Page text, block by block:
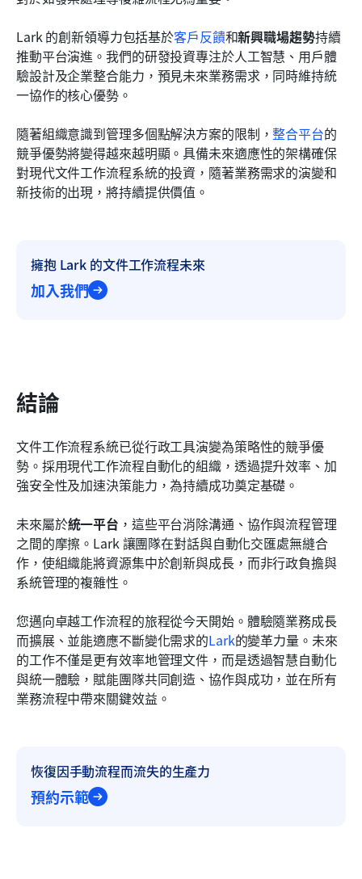
Lark 的創新領導力包括基於客戶反饋和新興職場趨勢持續
推動平台演進。我們的研發投資專注於人工智慧、用戶體
驗設計及企業整合能力，預見未來業務需求，同時維持統
一協作的核心優勢。
隨著組織意識到管理多個點解決方案的限制， 整合平台的
競爭優勢將變得越來越明顯。具備未來適應性的架構確保
對現代文件工作流程系統的投資，隨著業務需求的演變和
新技術的出現，將持續提供價值。
擁抱 Lark 的文件工作流程未來
加入我們
結論
文件工作流程系統已從行政工具演變為策略性的競爭優
勢。採用現代工作流程自動化的組織，透過提升效率、加
強安全性及加速決策能力，為持續成功奠定基礎。
未來屬於統一平台 ，這些平台消除溝通、協作與流程管理
之間的摩擦。Lark 讓團隊在對話與自動化交匯處無縫合
作，使組織能將資源集中於創新與成長，而非行政負擔與
系統管理的複雜性。
您邁向卓越工作流程的旅程從今天開始。體驗隨業務成長
而擴展、並能適應不斷變化需求的Lark的變革力量。未來
的工作不僅是更有效率地管理文件，而是透過智慧自動化
與統一體驗，賦能團隊共同創造、協作與成功，並在所有
業務流程中帶來關鍵效益。
恢復因手動流程而流失的生產力
預約示範